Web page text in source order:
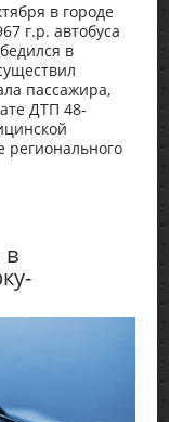
в городе
г.р. автобуса
в
пассажира,
ДТП 48-
в